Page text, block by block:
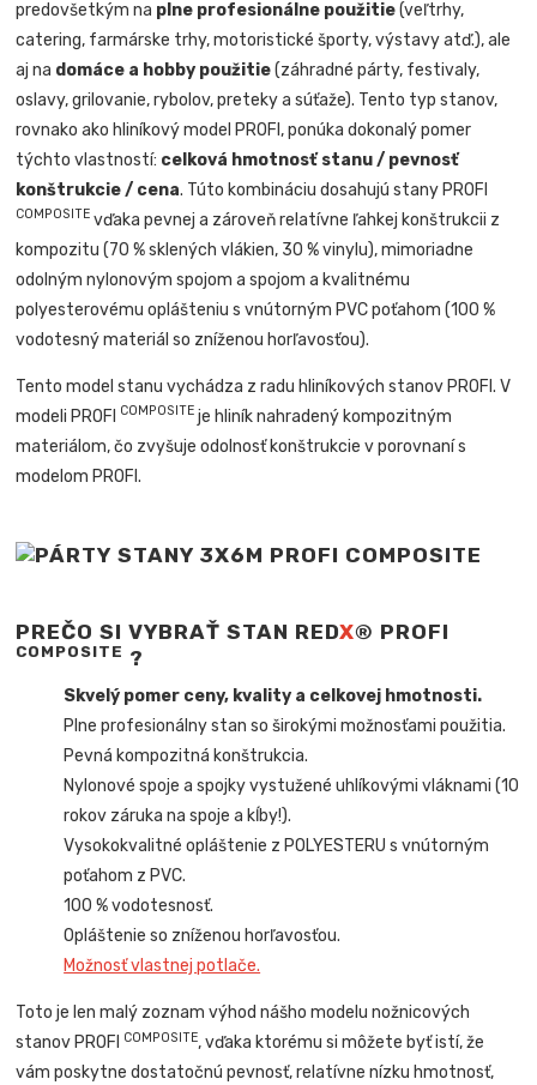
predovšetkým na plne profesionálne použitie(veľtrhy,
catering, farmárske trhy, motoristické športy, výstavy atď.), ale
aj na domáce a hobby použitie(záhradné párty, festivaly,
oslavy, grilovanie, rybolov, preteky a súťaže). Tento typ stanov,
rovnako ako hliníkový model PROFI, ponúka dokonalý pomer
týchto vlastností: celková hmotnosť stanu / pevnosť
konštrukcie / cena. Túto kombináciu dosahujú stany PROFI
COMPOSITE vďaka pevnej a zároveň relatívne ľahkej konštrukcii z
kompozitu (70 % sklených vlákien, 30 % vinylu), mimoriadne
odolným nylonovým spojom a spojom a kvalitnému
polyesterovému oplášteniu s vnútorným PVC poťahom (100 %
vodotesný materiál so zníženou horľavosťou).
Tento model stanu vychádza z radu hliníkových stanov PROFI. V
modeli PROFI
COMPOSITE je hliník nahradený kompozitným
materiálom, čo zvyšuje odolnosť konštrukcie v porovnaní s
modelom PROFI.
PREČO SI VYBRAŤ STAN REDX® PROFI
COMPOSITE ?
Skvelý pomer ceny, kvality a celkovej hmotnosti.
Plne profesionálny stan so širokými možnosťami použitia.
Pevná kompozitná konštrukcia.
Nylonové spoje a spojky vystužené uhlíkovými vláknami (10
rokov záruka na spoje a kĺby!).
Vysokokvalitné opláštenie z POLYESTERU s vnútorným
poťahom z PVC.
100 % vodotesnosť.
Opláštenie so zníženou horľavosťou.
Možnosť vlastnej potlače.
Toto je len malý zoznam výhod nášho modelu nožnicových
stanov PROFI
COMPOSITE, vďaka ktorému si môžete byť istí, že
vám poskytne dostatočnú pevnosť, relatívne nízku hmotnosť,